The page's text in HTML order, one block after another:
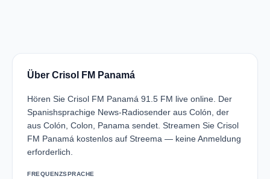
Über Crisol FM Panamá
Hören Sie Crisol FM Panamá 91.5 FM live online. Der
Spanishsprachige News-Radiosender aus Colón, der
aus Colón, Colon, Panama sendet. Streamen Sie Crisol
FM Panamá kostenlos auf Streema — keine Anmeldung
erforderlich.
FREQUENZSPRACHE